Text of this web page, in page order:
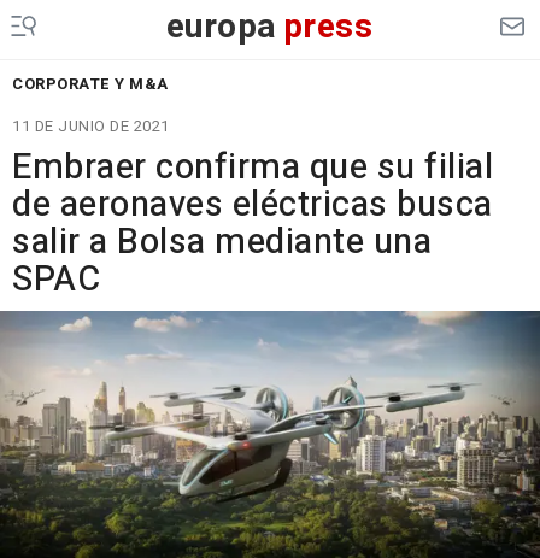
europa press
CORPORATE Y M&A
11 DE JUNIO DE 2021
Embraer confirma que su filial
de aeronaves eléctricas busca
salir a Bolsa mediante una
SPAC